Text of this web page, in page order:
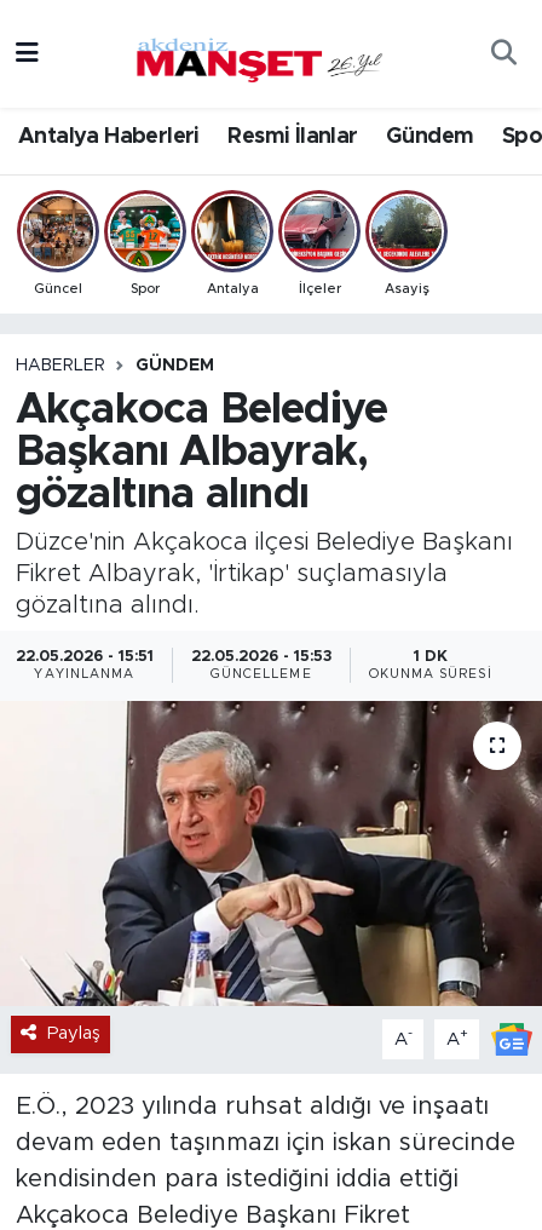
Antalya Haberleri Resmi İlanlar Gündem
Güncel Spor Antalya İlçeler Asayiş
HABERLER GÜNDEM
Akçakoca Belediye
Başkanı Albayrak,
gözaltına alındı
Düzce'nin Akçakoca ilçesi Belediye Başkanı
Fikret Albayrak, 'İrtikap' suçlamasıyla
gözaltına alındı.
22.05.2026 - 15:51
YAYINLANMA
22.05.2026 - 15:53
GÜNCELLEME
1 DK
OKUNMA SÜRESI
Paylaş A- A+
E.Ö., 2023 yılında ruhsat aldığı ve inşaatı
devam eden taşınmazı için iskan sürecinde
kendisinden para istediğini iddia ettiği
Akçakoca Belediye Başkanı Fikret
Bilim & Teknoloji
Eğitim
Ekonomi
Gündem
İlçeler
Magazin
Özel Haber
Politika
Resmi İlanlar
Sağlık
Spor
Turizm
Antalya Hava Durumu
Antalya Namaz Vakitleri
Antalya Trafik Yoğunluk Haritası
Tüm Manşetler
Son Dakika Haberleri